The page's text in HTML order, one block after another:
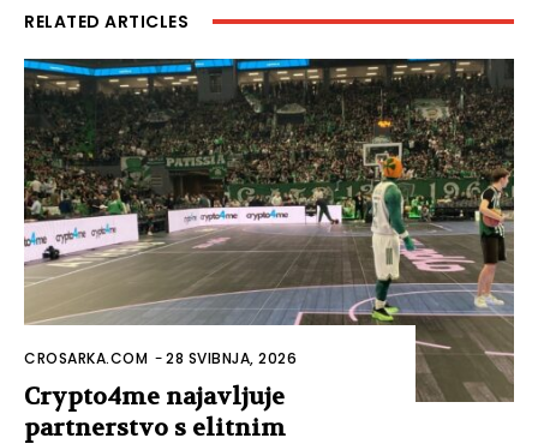
RELATED ARTICLES
CROSARKA.COM -28 SVIBNJA, 2026
Crypto4me najavljuje
partnerstvo s elitnim